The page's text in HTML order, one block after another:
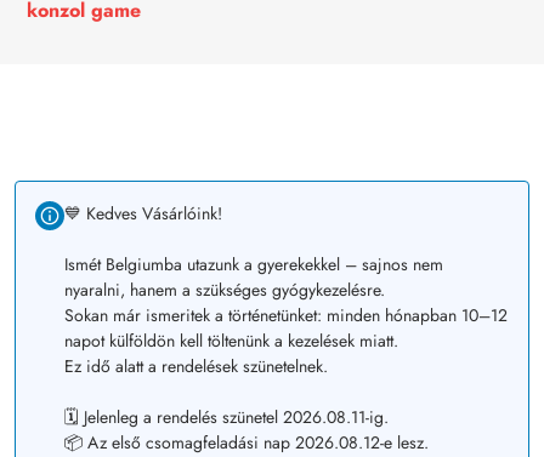
konzol game
💙 Kedves Vásárlóink!
Ismét Belgiumba utazunk a gyerekekkel – sajnos nem
nyaralni, hanem a szükséges gyógykezelésre.
Sokan már ismeritek a történetünket: minden hónapban 10–12
napot külföldön kell töltenünk a kezelések miatt.
Ez idő alatt a rendelések szünetelnek.
🗓️ Jelenleg a rendelés szünetel 2026.08.11-ig.
📦 Az első csomagfeladási nap 2026.08.12-e lesz.